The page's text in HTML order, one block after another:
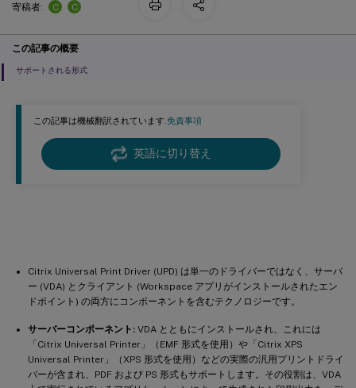
この記事は機械翻訳されています.免責事項
英語に切り替え
Citrix Universal Print Driver (UPD) は単一のドライバーではなく、サーバ
ー (VDA) とクライアント (Workspace アプリがインストールされたエン
ドポイント) の両方にコンポーネントを含むテクノロジーです。
サーバーコンポーネント: VDA とともにインストールされ、これには
「Citrix Universal Printer」（EMF 形式を使用）や「Citrix XPS
Universal Printer」（XPS 形式を使用）などの実際の汎用プリントドライ
バーが含まれ、PDF および PS 形式もサポートします。その役割は、VDA
寄稿者:
C C
この記事の概要
サポートされる形式